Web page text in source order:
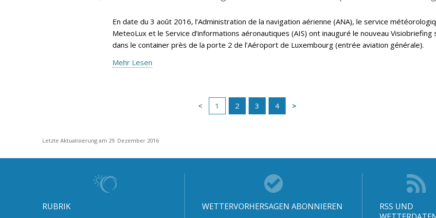
En date du 3 août 2016, l’Administration de la navigation aérienne (ANA), le service
MeteoLux et le Service d’informations aéronautiques (AIS) ont inauguré le nouveau Visiobriefing
dans le container près de la porte 2 de l’Aéroport de Luxembourg (entrée aviation générale).
Mehr Lesen
1 2 3 4
Letzte Aktualisierung am 29. Dezember 2016
RUBRIK WETTERVORHERSAGEN ABONNIEREN
RSS UND